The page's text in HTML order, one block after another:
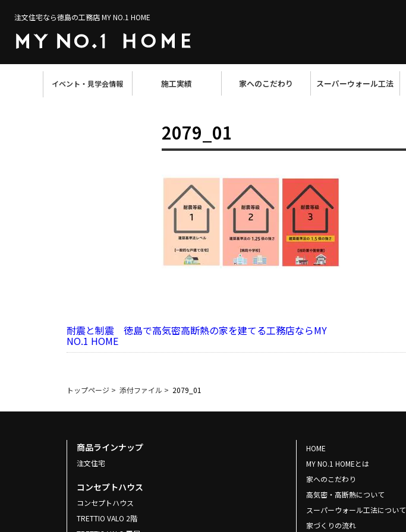
注文住宅なら徳島の工務店 MY NO.1 HOME
イベント・見学会情報 施工実績 家へのこだわり スーパーウォール工法
2079_01
耐震と制震 徳島で高気密高断熱の家を建てる工務店ならMY
NO.1 HOME
トップページ > 添付ファイル > 2079_01
商品ラインナップ
注文住宅
コンセプトハウス
コンセプトハウス
TRETTIO VALO 2階
HOME
MY NO.1 HOMEとは
家へのこだわり
高気密・高断熱について
スーパーウォール工法について
家づくりの流れ